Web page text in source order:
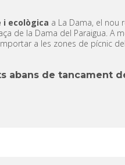
i ecològica a La Dama, el nou
de la Dama del Paraigua. A
a les zones de pícnic
abans de tancament